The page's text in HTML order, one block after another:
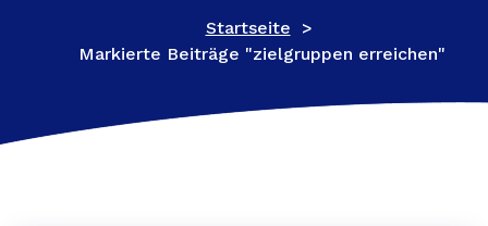
Startseite >
Markierte Beiträge "zielgruppen erreichen"